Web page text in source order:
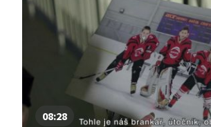
08:28